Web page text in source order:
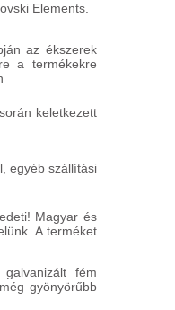
Elements.
az ékszerek
a termékekre
keletkezett
egyéb szállítási
Magyar és
A terméket
fém
gyönyörűbb